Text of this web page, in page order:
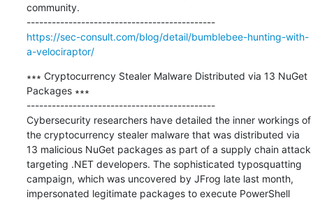
community.
---------------------------------------------
https://sec-consult.com/blog/detail/bumblebee-hunting-with-
a-velociraptor/
∗∗∗ Cryptocurrency Stealer Malware Distributed via 13 NuGet
Packages ∗∗∗
---------------------------------------------
Cybersecurity researchers have detailed the inner workings of
the cryptocurrency stealer malware that was distributed via
13 malicious NuGet packages as part of a supply chain attack
targeting .NET developers. The sophisticated typosquatting
campaign, which was uncovered by JFrog late last month,
impersonated legitimate packages to execute PowerShell